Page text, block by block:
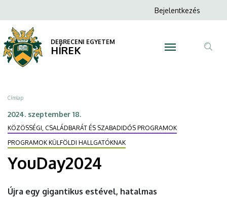
DEBRECENI
EGYETEM
a
tartalomra
Anonim
menüje
Bejelentkezés
DEBRECENI EGYETEM
HÍREK
Morzsa
Címlap
2024. szeptember 18.
KÖZÖSSÉGI, CSALÁDBARÁT ÉS SZABADIDŐS PROGRAMOK
PROGRAMOK KÜLFÖLDI HALLGATÓKNAK
YouDay2024
Újra egy gigantikus estével, hatalmas